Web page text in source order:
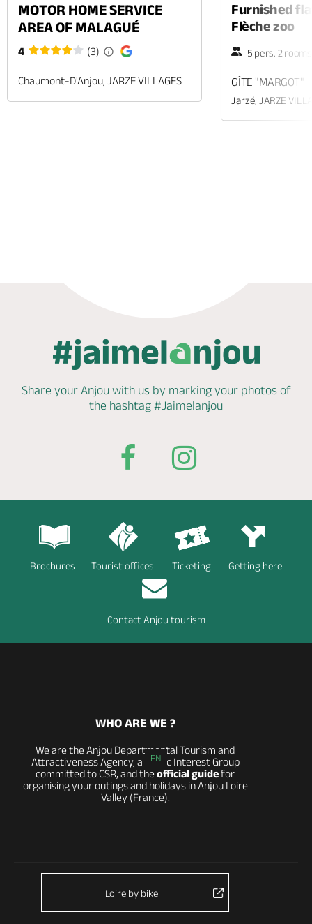
MOTOR HOME SERVICE
AREA OF MALAGUÉ
4 (3)
Chaumont-D'Anjou, JARZE VILLAGES
Furnished
Flèche zoo
5 pers. 2 rooms
GÎTE "MARGOT"
Jarzé, JARZE
Share your Anjou with us by markingyour photos of
the hashtag #Jaimelanjou
Brochures Tourist offices Ticketing Getting here
Contact Anjou tourism
EN
WHO ARE WE ?
We are the Anjou Departmental Tourism and
Attractiveness Agency, a Public Interest Group
committed to CSR, and theofficial guidefor
organising your outings and holidays in Anjou Loire
Valley (France).
Loire by bike